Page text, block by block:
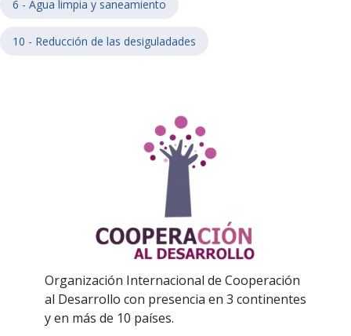
6 - Agua limpia y saneamiento
10 - Reducción de las desiguladades
Organización Internacional de Cooperación
al Desarrollo con presencia en 3 continentes
y en más de 10 países.